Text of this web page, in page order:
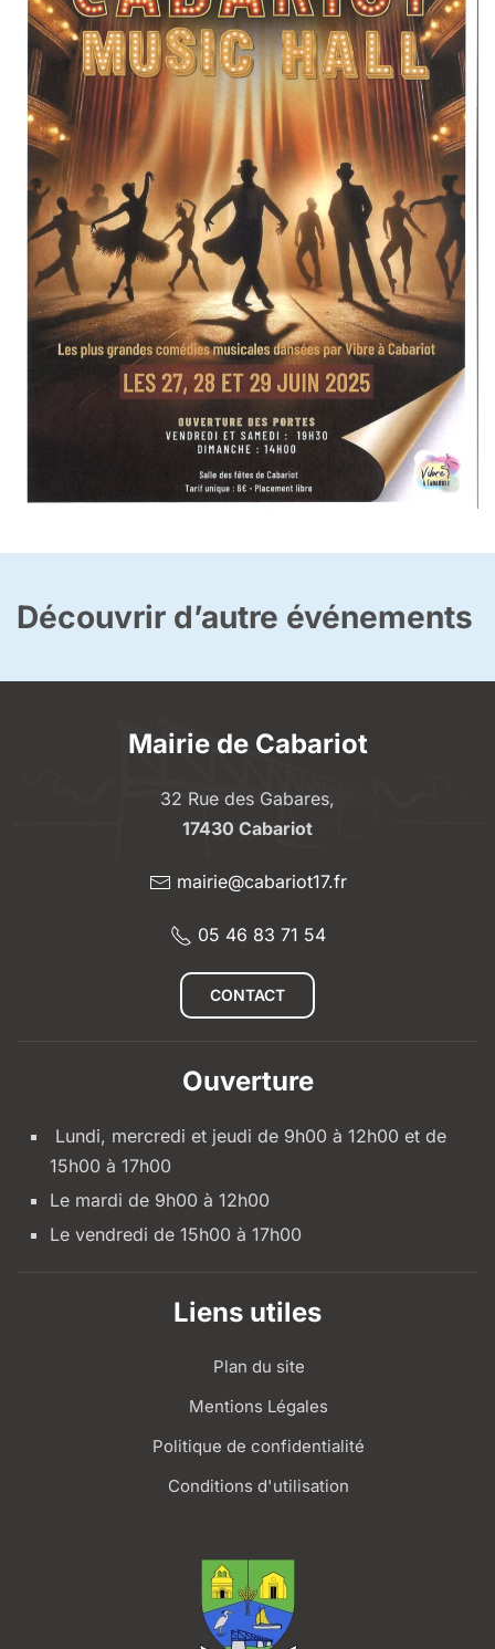
Découvrir d’autre événements
Mairie de Cabariot
32 Rue des Gabares,
17430 Cabariot
mairie@cabariot17.fr
05 46 83 71 54
CONTACT
Ouverture
Lundi, mercredi et jeudi de 9h00 à 12h00 et de
15h00 à 17h00
Le mardi de 9h00 à 12h00
Le vendredi de 15h00 à 17h00
Liens utiles
Plan du site
Mentions Légales
Politique de confidentialité
Conditions d'utilisation